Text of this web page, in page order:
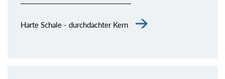
Harte Schale - durchdachter Kern